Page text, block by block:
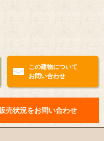
この建物について
お問い合わせ
売状況をお問い合わせ